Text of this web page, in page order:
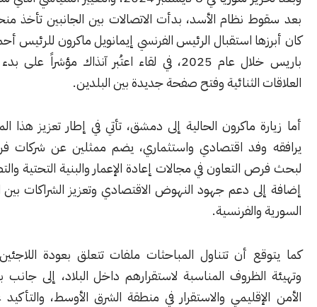
نظام الأسد، بدأت الاتصالات بين الجانبين تأخذ منحى مختلفاً،
استقبال الرئيس الفرنسي إيمانويل ماكرون للرئيس أحمد الشرع في
باريس خلال عام 2025، في لقاء اعتُبر آنذاك مؤشراً على بدء إعادة بناء
الثنائية وفتح صفحة جديدة بين البلدين.
ماكرون الحالية إلى دمشق، تأتي في إطار تعزيز هذا المسار، حيث
وفد اقتصادي واستثماري، يضم ممثلين عن شركات فرنسية كبرى
التعاون في مجالات إعادة الإعمار والبنية التحتية والتطوير التقني،
دعم جهود النهوض الاقتصادي وتعزيز الشراكات بين المؤسسات
أن تتناول المباحثات ملفات تتعلق بعودة اللاجئين السوريين،
المناسبة لاستقرارهم داخل البلاد، إلى جانب بحث قضايا
والاستقرار في منطقة الشرق الأوسط، والتأكيد على احترام